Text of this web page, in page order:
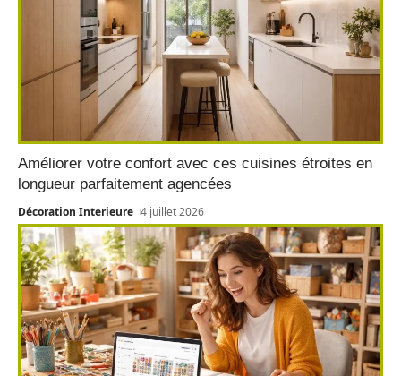
Améliorer votre confort avec ces cuisines étroites en
longueur parfaitement agencées
Décoration Interieure 4 juillet 2026